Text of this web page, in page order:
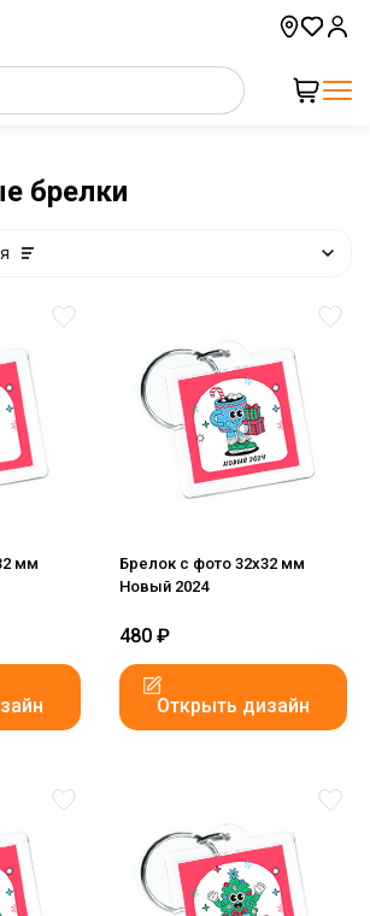
брелки
мм
Брелок с фото 32x32 мм
Новый 2024
480 ₽
Открыть дизайн